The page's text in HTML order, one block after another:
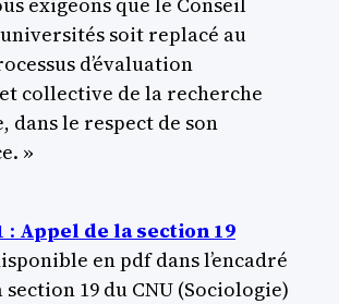
soit replacé au
d’évaluation
collective de la recherche
le respect de son
»
: Appel de la section 19
en pdf dans l’encadré
section 19 du CNU (Sociologie)